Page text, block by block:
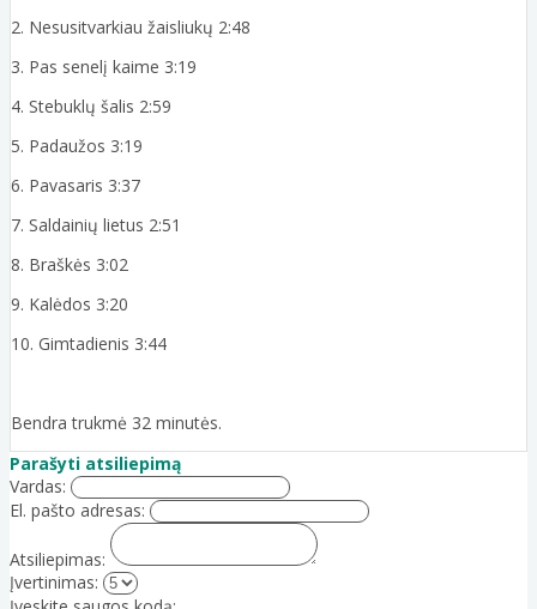
2. Nesusitvarkiau žaisliukų 2:48
3. Pas senelį kaime 3:19
4. Stebuklų šalis 2:59
5. Padaužos 3:19
6. Pavasaris 3:37
7. Saldainių lietus 2:51
8. Braškės 3:02
9. Kalėdos 3:20
10. Gimtadienis 3:44
Bendra trukmė 32 minutės.
Parašyti atsiliepimą
Vardas:
El. pašto adresas:
Atsiliepimas:
Įvertinimas: